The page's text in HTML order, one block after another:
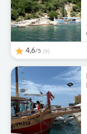
4,6/5 (9)